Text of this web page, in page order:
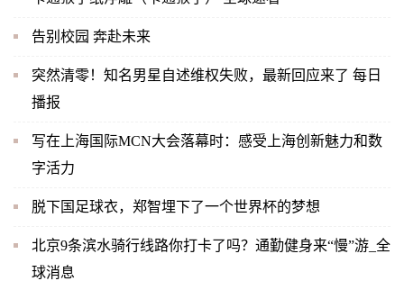
告别校园 奔赴未来
突然清零！知名男星自述维权失败，最新回应来了 每日
播报
写在上海国际MCN大会落幕时：感受上海创新魅力和数
字活力
脱下国足球衣，郑智埋下了一个世界杯的梦想
北京9条滨水骑行线路你打卡了吗？通勤健身来“慢”游_全
球消息